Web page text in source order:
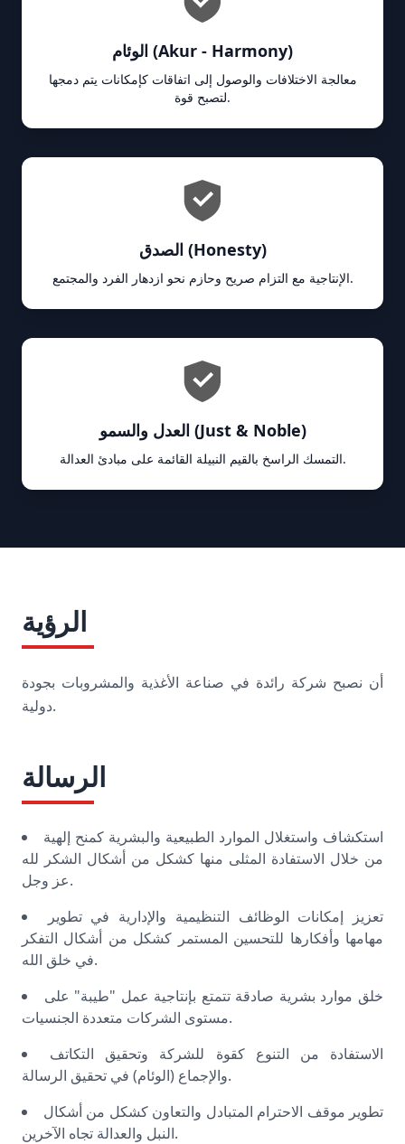
الوئام (Akur - Harmony)
معالجة الاختلافات والوصول إلى اتفاقات كإمكانات يتم دمجها
لتصبح قوة.
الصدق (Honesty)
الإنتاجية مع التزام صريح وحازم نحو ازدهار الفرد والمجتمع.
العدل والسمو (Just & Noble)
التمسك الراسخ بالقيم النبيلة القائمة على مبادئ العدالة.
الرؤية
أن نصبح شركة رائدة في صناعة الأغذية والمشروبات بجودة
دولية.
الرسالة
استكشاف واستغلال الموارد الطبيعية والبشرية كمنح إلهية
من خلال الاستفادة المثلى منها كشكل من أشكال الشكر لله
عز وجل.
تعزيز إمكانات الوظائف التنظيمية والإدارية في تطوير
مهامها وأفكارها للتحسين المستمر كشكل من أشكال التفكر
في خلق الله.
خلق موارد بشرية صادقة تتمتع بإنتاجية عمل "طيبة" على
مستوى الشركات متعددة الجنسيات.
الاستفادة من التنوع كقوة للشركة وتحقيق التكاتف
والإجماع (الوئام) في تحقيق الرسالة.
تطوير موقف الاحترام المتبادل والتعاون كشكل من أشكال
النبل والعدالة تجاه الآخرين.